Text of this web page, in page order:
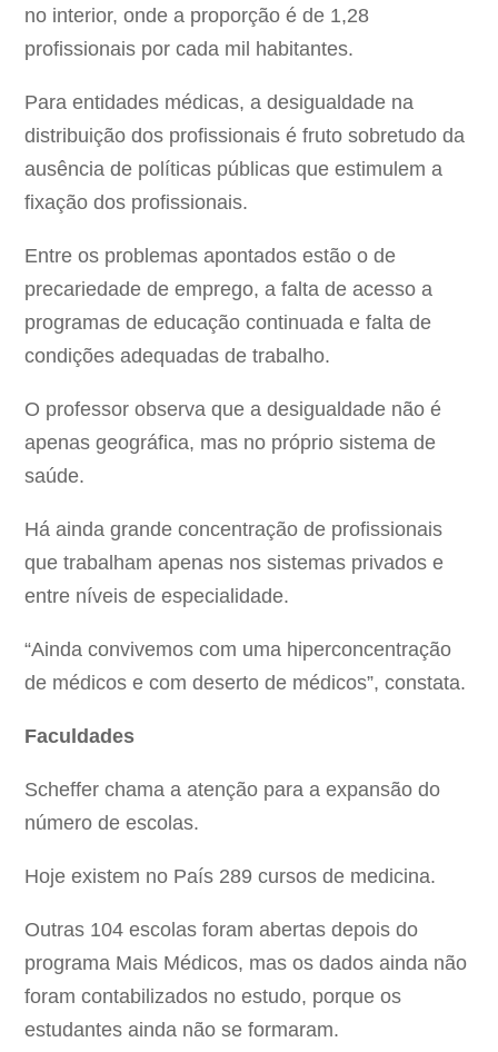
no interior, onde a proporção é de 1,28
profissionais por cada mil habitantes.
Para entidades médicas, a desigualdade na
distribuição dos profissionais é fruto sobretudo da
ausência de políticas públicas que estimulem a
fixação dos profissionais.
Entre os problemas apontados estão o de
precariedade de emprego, a falta de acesso a
programas de educação continuada e falta de
condições adequadas de trabalho.
O professor observa que a desigualdade não é
apenas geográfica, mas no próprio sistema de
saúde.
Há ainda grande concentração de profissionais
que trabalham apenas nos sistemas privados e
entre níveis de especialidade.
“Ainda convivemos com uma hiperconcentração
de médicos e com deserto de médicos”, constata.
Faculdades
Scheffer chama a atenção para a expansão do
número de escolas.
Hoje existem no País 289 cursos de medicina.
Outras 104 escolas foram abertas depois do
programa Mais Médicos, mas os dados ainda não
foram contabilizados no estudo, porque os
estudantes ainda não se formaram.